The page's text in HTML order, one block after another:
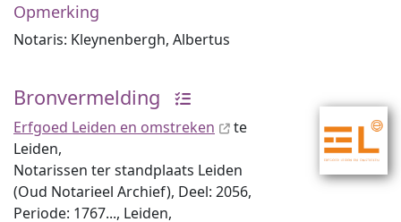
Opmerking
Notaris: Kleynenbergh, Albertus
Bronvermelding
Erfgoed Leiden en omstreken
te
Leiden,
Notarissen ter standplaats Leiden
(Oud Notarieel Archief), Deel: 2056,
Periode: 1767..., Leiden,